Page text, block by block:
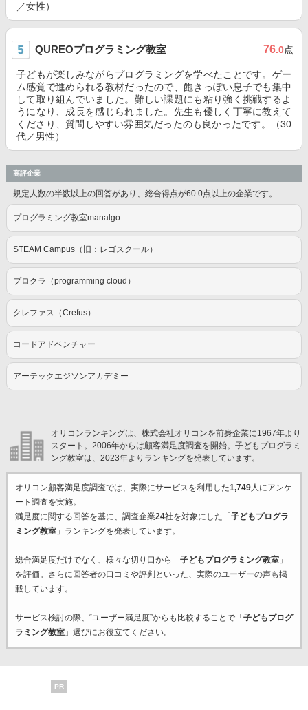
／女性）
QUREOプログラミング教室 76.0点
子どもが楽しみながらプログラミングを学べたことです。ゲー
ム感覚で進められる教材だったので、飽きっぽい息子でも集中
して取り組んでいました。難しい課題にも粘り強く挑戦するよ
うになり、成長を感じられました。先生も優しく丁寧に教えて
くださり、質問しやすい雰囲気だったのも良かったです。（30
代／男性）
高評企業
規定人数の半数以上の回答があり、総合得点が60.0点以上の企業です。
プログラミング教室manalgo
STEAM Campus（旧：レゴスクール）
プロクラ（programming cloud）
クレファス（Crefus）
コードアドベンチャー
アーテックエジソンアカデミー
オリコンランキングは、株式会社オリコンを前身企業に1967年より
スタート。2006年からは顧客満足度調査を開始。子どもプログラミ
ング教室は、2023年よりランキングを発表しています。
オリコン顧客満足度調査では、実際にサービスを利用した1,749人にアンケ
ート調査を実施。
満足度に関する回答を基に、調査企業24社を対象にした「 子どもプログラ
ミング教室」ランキングを発表しています。
総合満足度だけでなく、様々な切り口から「 子どもプログラミング教室」
を評価。さらに回答者の口コミや評判といった、実際のユーザーの声も掲
載しています。
サービス検討の際、“ユーザー満足度”からも比較することで「 子どもプログ
ラミング教室」選びにお役立てください。
PR